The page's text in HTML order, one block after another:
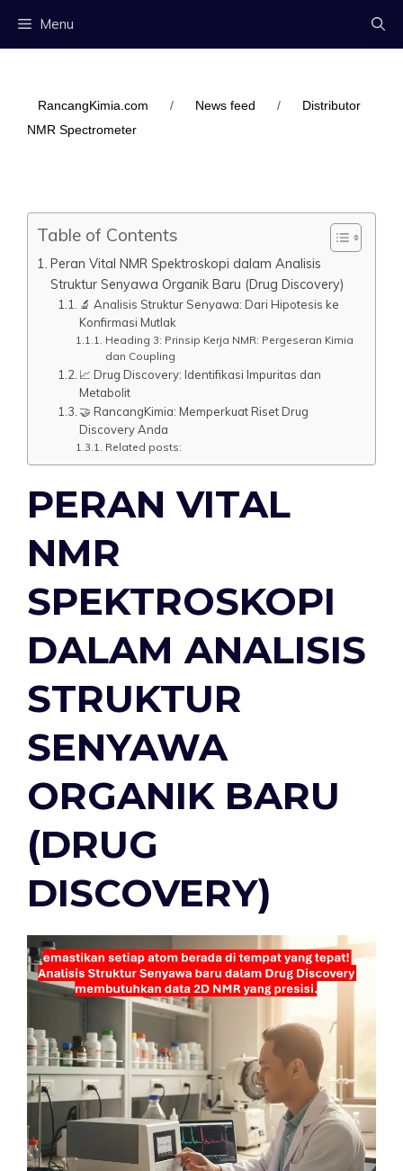
Menu
RancangKimia.com / News feed /
Distributor
NMR Spectrometer
Table of Contents
Peran Vital NMR Spektroskopi dalam Analisis
Struktur Senyawa Organik Baru (Drug Discovery)
🔬 Analisis Struktur Senyawa: Dari Hipotesis ke
Konfirmasi Mutlak
Heading 3: Prinsip Kerja NMR: Pergeseran Kimia
dan Coupling
📈 Drug Discovery: Identifikasi Impuritas dan
Metabolit
🤝 RancangKimia: Memperkuat Riset Drug
Discovery Anda
Related posts:
PERAN VITAL
NMR
SPEKTROSKOPI
DALAM ANALISIS
STRUKTUR
SENYAWA
ORGANIK BARU
(DRUG
DISCOVERY)